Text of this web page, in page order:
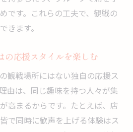
きるスポーツバーの楽しみ方
イベントをもっと盛り上げ
イベント利用時のおすすめア
でパーティーを楽しむための
イベント情報のチェックポイ
です。これらの工夫で、観戦の
きます。
の応援スタイルを楽しむ
観戦場所にはない独自の応援ス
由は、同じ趣味を持つ人々が集
高まるからです。たとえば、店
で同時に歓声を上げる体験はス